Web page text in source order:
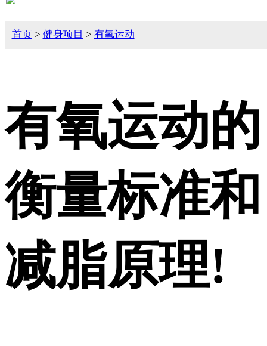
首页 > 健身项目 > 有氧运动
有氧运动的
衡量标准和
减脂原理!